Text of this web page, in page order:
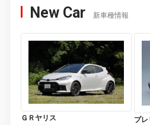
New Car 新車種情報
ＧＲヤリス プレ